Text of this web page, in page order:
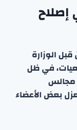
إصلاح
الوزارة
في ظل
مجالس
بعض الأعضاء